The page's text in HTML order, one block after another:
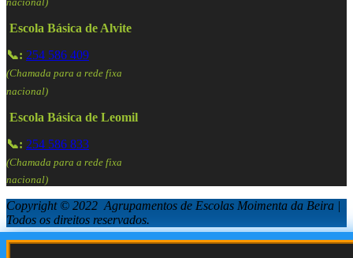
Escola Básica de Alvite
📞: 254 586 409
(Chamada para a rede fixa
nacional)
Escola Básica de Leomil
📞: 254 586 833
(Chamada para a rede fixa
nacional)
Copyright © 2022 Agrupamentos de Escolas Moimenta da Beira |
Todos os direitos reservados.